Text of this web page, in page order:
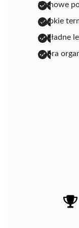
fachowe
szybkie
dokładne
dobra